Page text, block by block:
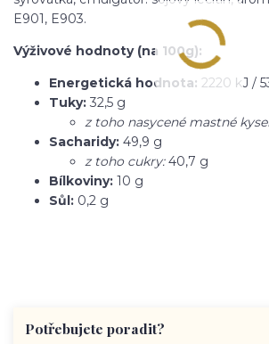
E901, E903.
Výživové hodnoty (na 100g):
Energetická hodnota: 2220 kJ /
Tuky: 32,5 g
z toho nasycené mastné
Sacharidy: 49,9 g
z toho cukry:40,7 g
Bílkoviny: 10 g
Sůl: 0,2 g
Potřebujete poradit?